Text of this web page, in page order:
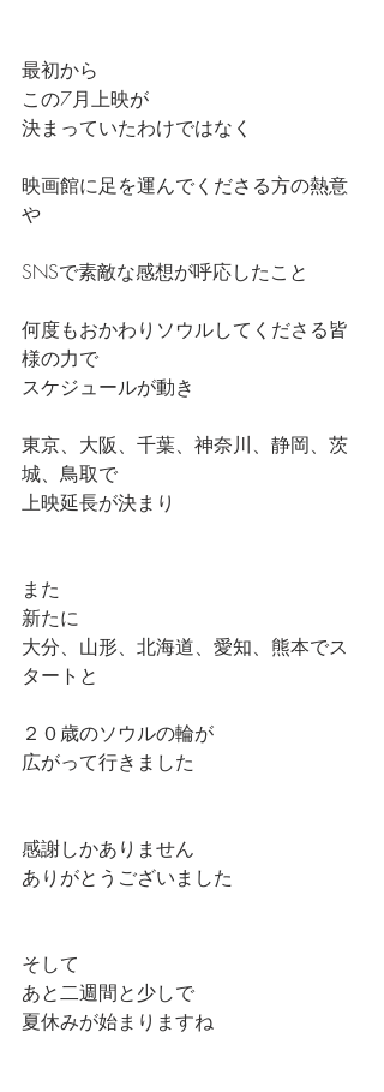
最初から
この7月上映が
決まっていたわけではなく
映画館に足を運んでくださる方の熱意
や
SNSで素敵な感想が呼応したこと
何度もおかわりソウルしてくださる皆
様の力で
スケジュールが動き
東京、大阪、千葉、神奈川、静岡、茨
城、鳥取で
上映延長が決まり
また
新たに
大分、山形、北海道、愛知、熊本でス
タートと
２０歳のソウルの輪が
広がって行きました
感謝しかありません
ありがとうございました
そして
あと二週間と少しで
夏休みが始まりますね